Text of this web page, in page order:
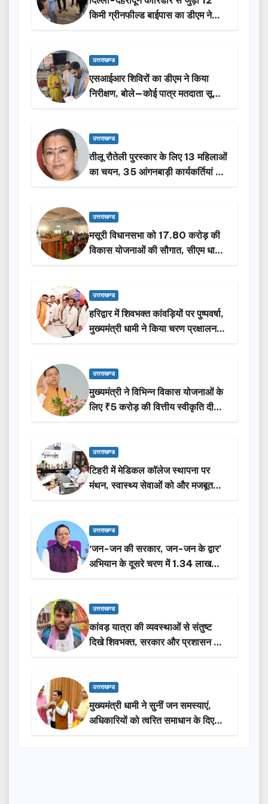
किमी ग्रीनफील्ड बाईपास का डीएम ने
किया निरीक्षण…
उत्तराखण्ड
एसआईआर शिविरों का डीएम ने किया
निरीक्षण, बोले—कोई पात्र मतदाता सूची
से न छूटे…
उत्तराखण्ड
तीलू रौतेली पुरस्कार के लिए 13 महिलाओं
का चयन, 35 आंगनबाड़ी कार्यकर्तियां भी
होंगी सम्मानित…
उत्तराखण्ड
मसूरी विधानसभा को 17.80 करोड़ की
विकास योजनाओं की सौगात, सीएम धामी
ने किया लोकार्पण-शिलान्यास.
उत्तराखण्ड
हरिद्वार में शिवभक्त कांवड़ियों पर पुष्पवर्षा,
मुख्यमंत्री धामी ने किया चरण प्रक्षालन…
उत्तराखण्ड
मुख्यमंत्री ने विभिन्न विकास योजनाओं के
लिए ₹5 करोड़ की वित्तीय स्वीकृति दी…
उत्तराखण्ड
टिहरी में मेडिकल कॉलेज स्थापना पर
मंथन, स्वास्थ्य सेवाओं को और मजबूत
करेगी सरकार: मुख्यमंत्री धामी…
उत्तराखण्ड
‘जन-जन की सरकार, जन-जन के द्वार’
अभियान के दूसरे चरण में 1.34 लाख
लोगों की भागीदारी…
उत्तराखण्ड
कांवड़ यात्रा की व्यवस्थाओं से संतुष्ट
दिखे शिवभक्त, सरकार और प्रशासन की
सराहना…
उत्तराखण्ड
मुख्यमंत्री धामी ने सुनीं जन समस्याएं,
अधिकारियों को त्वरित समाधान के दिए
निर्देश